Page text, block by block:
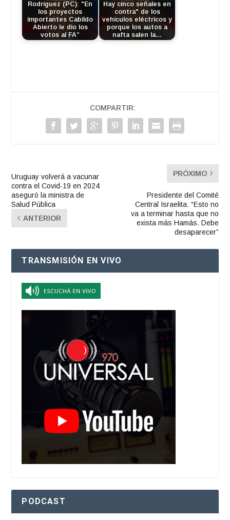
Rodríguez (PC): "En
los proyectos
importantes Cabildo
Abierto le dio los
votos al FA”
Hay cinco señales en
contra" de los
vehículos eléctricos y
porque los autos a
nafta salen la…
COMPARTIR:
Uruguay volverá a vacunar
contra el Covid-19 en 2024
aseguró la ministra de
Salud Pública
ANTERIOR
PRÓXIMO
Presidente del Comité
Central Israelita: “Esto no
va a terminar hasta que no
exista más Hamás. Debe
desaparecer”
TRANSMISIÓN EN VIVO
PODCAST